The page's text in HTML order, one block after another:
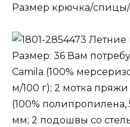
Размер крючка/спицы/
Летние
Размер: 36 Вам
Camila (100%
м/100 г); 2 мотка
(100%
мм; 2 подошвы со